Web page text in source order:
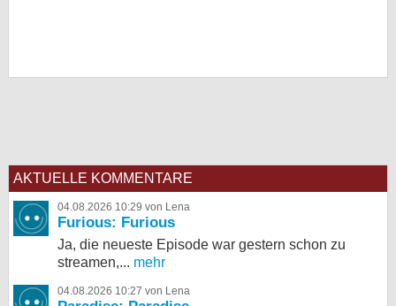
AKTUELLE KOMMENTARE
04.08.2026 10:29 von Lena
Furious: Furious
Ja, die neueste Episode war gestern schon zu
streamen,... mehr
04.08.2026 10:27 von Lena